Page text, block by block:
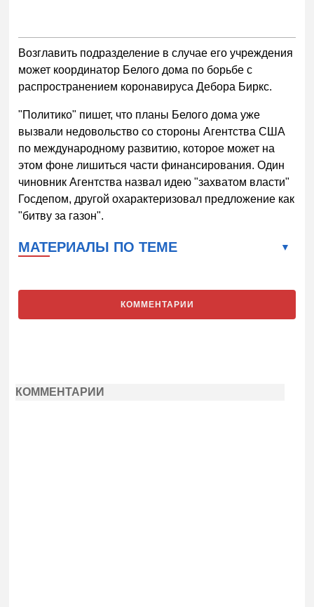
Возглавить подразделение в случае его учреждения
может координатор Белого дома по борьбе с
распространением коронавируса Дебора Биркс.
"Политико" пишет, что планы Белого дома уже
вызвали недовольство со стороны Агентства США
по международному развитию, которое может на
этом фоне лишиться части финансирования. Один
чиновник Агентства назвал идею "захватом власти"
Госдепом, другой охарактеризовал предложение как
"битву за газон".
МАТЕРИАЛЫ ПО ТЕМЕ
КОММЕНТАРИИ
КОММЕНТАРИИ